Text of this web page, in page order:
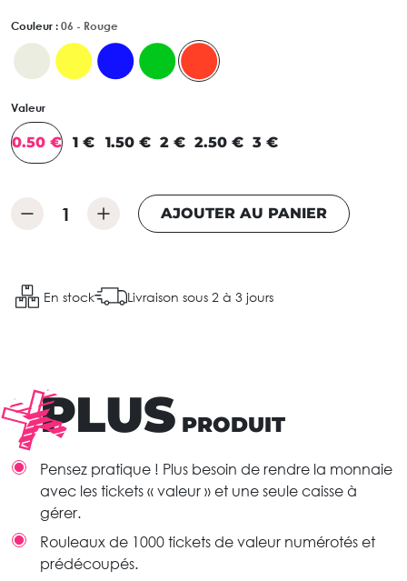
Couleur : 06 - Rouge
Valeur
0.50 € 1 € 1.50 € 2 € 2.50 € 3 €
AJOUTER AU PANIER
En stock Livraison sous 2 à 3 jours
PLUS PRODUIT
Pensez pratique ! Plus besoin de rendre la monnaie
avec les tickets « valeur » et une seule caisse à
gérer.
Rouleaux de 1000 tickets de valeur numérotés et
prédécoupés.